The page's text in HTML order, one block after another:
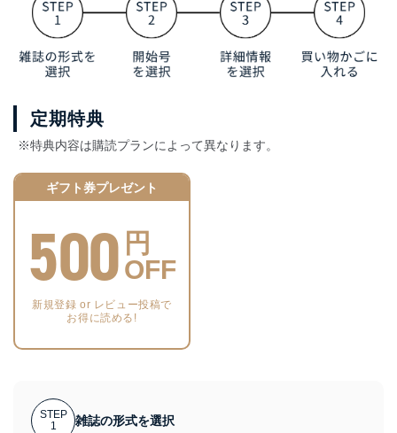
定期特典
※特典内容は購読プランによって異なります。
ギフト券プレゼント
500 円
OFF
新規登録 or レビュー投稿で
お得に読める!
STEP
1
雑誌の形式を選択